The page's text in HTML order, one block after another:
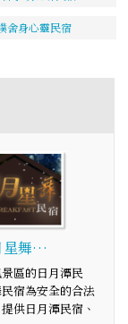
舍身心靈民宿
星舞…
區的日月潭民
宿為安全的合法
供日月潭民宿、